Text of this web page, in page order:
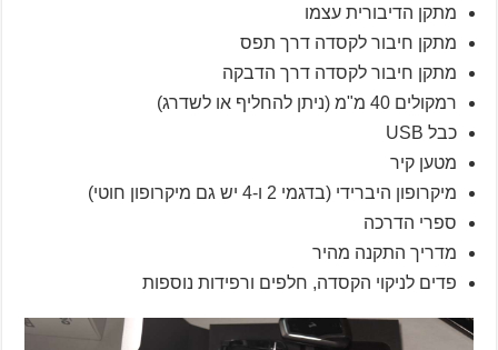
מתקן הדיבורית עצמו
מתקן חיבור לקסדה דרך תפס
מתקן חיבור לקסדה דרך הדבקה
רמקולים 40 מ"מ (ניתן להחליף או לשדרג)
כבל USB
מטען קיר
מיקרופון היברידי (בדגמי 2 ו-4 יש גם מיקרופון חוטי)
ספרי הדרכה
מדריך התקנה מהיר
פדים לניקוי הקסדה, חלפים ורפידות נוספות